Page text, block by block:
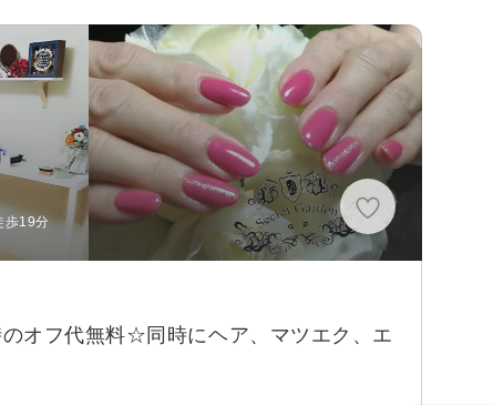
歩19分
オフ代無料☆同時にヘア、マツエク、エ